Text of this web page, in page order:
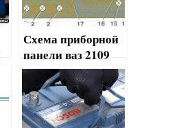
Схема приборной
панели ваз 2109